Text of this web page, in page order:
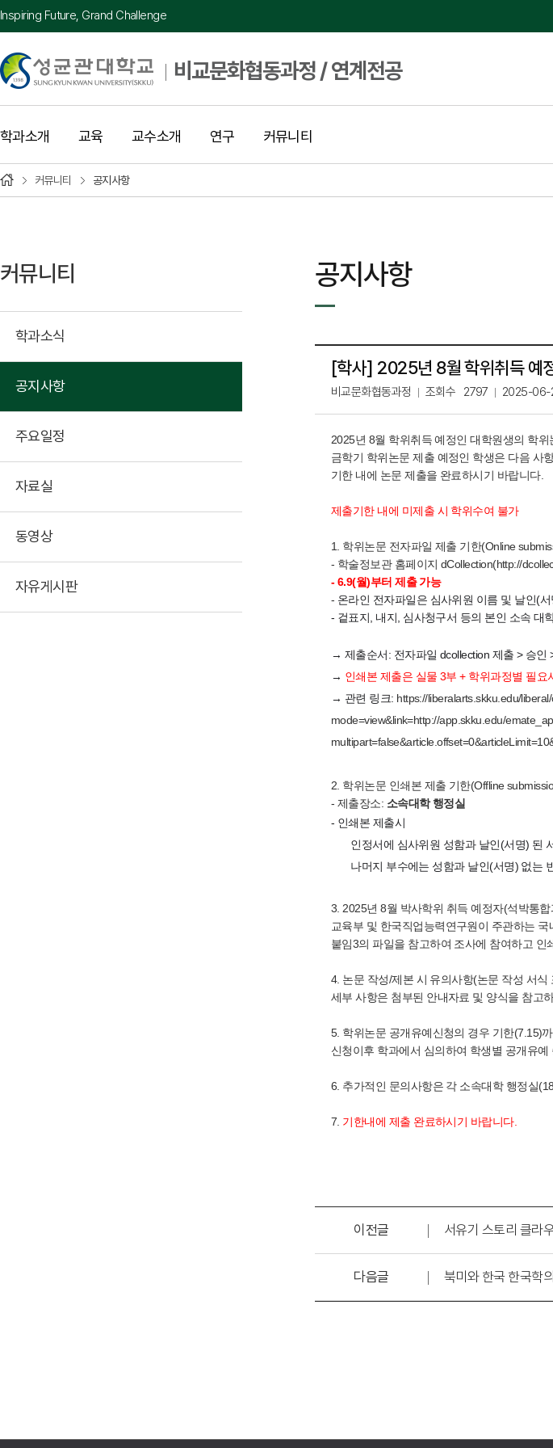
Inspiring Future, Grand Challenge
비교문화협동과정 / 연계전공
학과소개 교육 교수소개 연구 커뮤니티
커뮤니티 공지사항
커뮤니티
학과소식
공지사항
주요일정
자료실
동영상
자유게시판
공지사항
[학사] 2025년 8월 학위취득 예
비교문화협동과정 조회수 2797 2025-06-
2025년 8월 학위취득 예정인 대학원생의 학
금학기 학위논문 제출 예정인 학생은 다음 사
기한 내에 논문 제출을 완료하시기 바랍니다.
제출기한 내에 미제출 시 학위수여 불가
1. 학위논문 전자파일 제출 기한(Online
- 학술정보관 홈페이지 dCollection(http://
- 6.9(월)부터 제출 가능
- 온라인 전자파일은 심사위원 이름 및 날인(
- 겉표지, 내지, 심사청구서 등의 본인 소속 대
→ 제출순서: 전자파일 dcollection 제출 > 승인
→ 인쇄본 제출은 실물 3부 + 학위과정별 필
→ 관련 링크: https://liberalarts.skku.edu/
mode=view&link=http://app.skku.edu/
2. 학위논문 인쇄본 제출 기한(Offline
- 제출장소: 소속대학 행정실
- 인쇄본 제출시
인정서에 심사위원 성함과 날인(서명) 된
나머지 부수에는 성함과 날인(서명) 없는
3. 2025년 8월 박사학위 취득 예정자(석박통
교육부 및 한국직업능력연구원이 주관하는
붙임3의 파일을 참고하여 조사에 참여하고 인
4. 논문 작성/제본 시 유의사항(논문 작성 서
세부 사항은 첨부된 안내자료 및 양식을 참고
5. 학위논문 공개유예신청의 경우 기한(7.15)
신청이후 학과에서 심의하여 학생별 공개유예
6. 추가적인 문의사항은 각 소속대학 행정실
7. 기한내에 제출 완료하시기 바랍니다.
이전글 서유기 스토리 클라
다음글 북미와 한국 한국학